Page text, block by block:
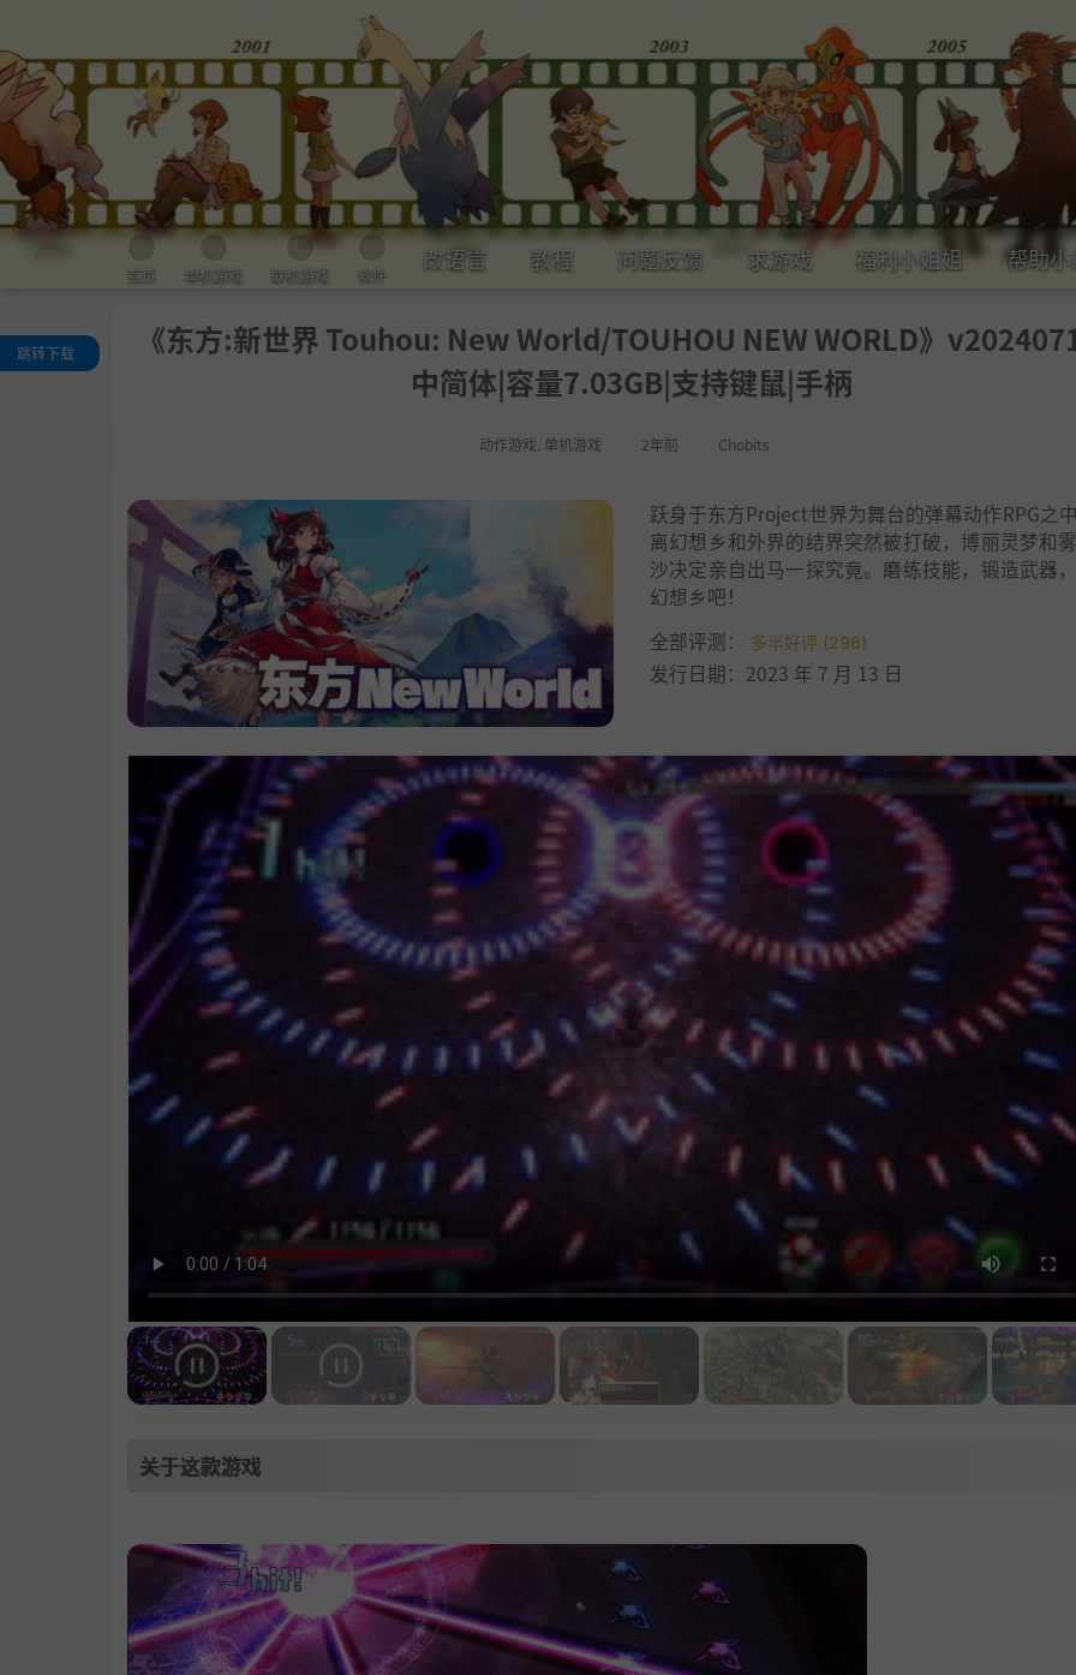
首页 单机游戏 联机游戏 软件
改语言 教程 问题反馈 求游戏 福利小姐姐 帮助
《东方:新世界 Touhou: New World/TOUHOU NEW WORLD》
中简体|容量7.03GB|支持键鼠|手柄
动作游戏 单机游戏 2年前 Chobits
跳转下载
跃身于东方Project世界为舞台的弹幕动作RPG之
离幻想乡和外界的结界突然被打破，博丽灵梦和
沙决定亲自出马一探究竟。磨练技能，锻造武器
幻想乡吧！
全部评测：
多半好评 (296)
发行日期：2023 年 7 月 13 日
关于这款游戏